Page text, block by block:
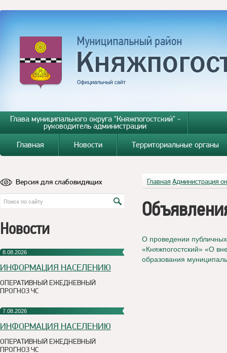
Глава муниципального округа "Княжпогостский" -
руководитель администрации
Главная
Новости Территориальные органы
Версия для слабовидящих
Новости
8.08.2026
ИНФОРМАЦИЯ НАСЕЛЕНИЮ
ОПЕРАТИВНЫЙ ЕЖЕДНЕВНЫЙ
ПРОГНОЗ ЧС
7.08.2026
ИНФОРМАЦИЯ НАСЕЛЕНИЮ
ОПЕРАТИВНЫЙ ЕЖЕДНЕВНЫЙ
ПРОГНОЗ ЧС
Главная Администрация
О проведении
«Княжпогостский» «О
образования